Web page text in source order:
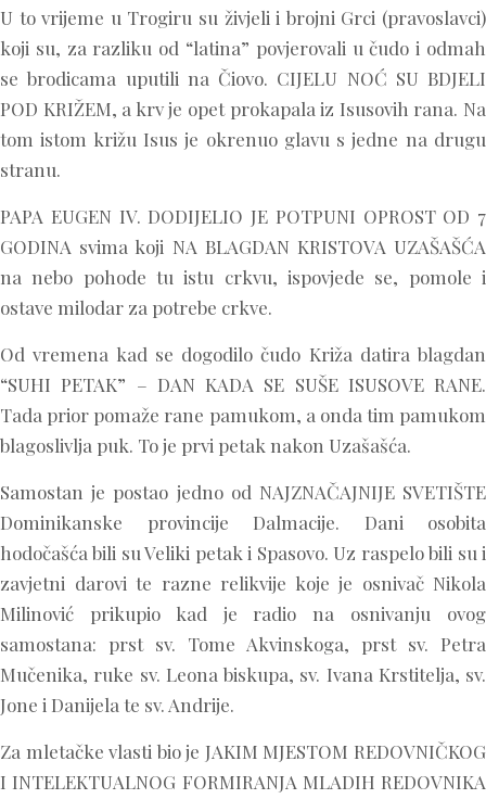
U to vrijeme u Trogiru su živjeli i brojni Grci (pravoslavci)
koji su, za razliku od “latina” povjerovali u čudo i odmah
se brodicama uputili na Čiovo. CIJELU NOĆ SU BDJELI
POD KRIŽEM, a krv je opet prokapala iz Isusovih rana. Na
tom istom križu Isus je okrenuo glavu s jedne na drugu
stranu.
PAPA EUGEN IV. DODIJELIO JE POTPUNI OPROST OD 7
GODINA svima koji NA BLAGDAN KRISTOVA UZAŠAŠĆA
na nebo pohode tu istu crkvu, ispovjede se, pomole i
ostave milodar za potrebe crkve.
Od vremena kad se dogodilo čudo Križa datira blagdan
“SUHI PETAK” – DAN KADA SE SUŠE ISUSOVE RANE.
Tada prior pomaže rane pamukom, a onda tim pamukom
blagoslivlja puk. To je prvi petak nakon Uzašašća.
Samostan je postao jedno od NAJZNAČAJNIJE SVETIŠTE
Dominikanske provincije Dalmacije. Dani osobita
hodočašća bili su Veliki petak i Spasovo. Uz raspelo bili su i
zavjetni darovi te razne relikvije koje je osnivač Nikola
Milinović prikupio kad je radio na osnivanju ovog
samostana: prst sv. Tome Akvinskoga, prst sv. Petra
Mučenika, ruke sv. Leona biskupa, sv. Ivana Krstitelja, sv.
Jone i Danijela te sv. Andrije.
Za mletačke vlasti bio je JAKIM MJESTOM REDOVNIČKOG
I INTELEKTUALNOG FORMIRANJA MLADIH REDOVNIKA